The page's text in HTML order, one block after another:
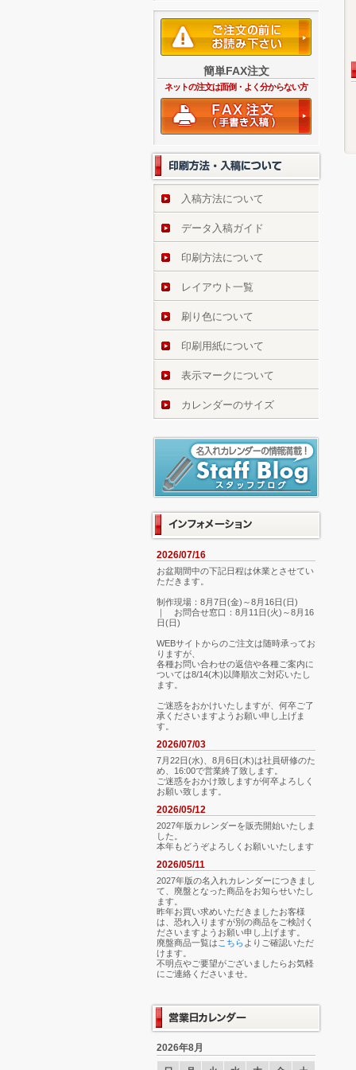
簡単FAX注文
ネットの注文は面倒・よく分からない方
入稿方法について
データ入稿ガイド
印刷方法について
レイアウト一覧
刷り色について
印刷用紙について
表示マークについて
カレンダーのサイズ
2026/07/16
お盆期間中の下記日程は休業とさせてい
ただきます。
制作現場：8月7日(金)～8月16日(日)
｜ お問合せ窓口：8月11日(火)～8月16
日(日)
WEBサイトからのご注文は随時承ってお
りますが、
各種お問い合わせの返信や各種ご案内に
ついては8/14(木)以降順次ご対応いたし
ます。
ご迷惑をおかけいたしますが、何卒ご了
承くださいますようお願い申し上げま
す。
2026/07/03
7月22日(水)、8月6日(木)は社員研修のた
め、16:00で営業終了致します。
ご迷惑をおかけ致しますが何卒よろしく
お願い致します。
2026/05/12
2027年版カレンダーを販売開始いたしま
した。
本年もどうぞよろしくお願いいたします
2026/05/11
2027年版の名入れカレンダーにつきまし
て、廃盤となった商品をお知らせいたし
ます。
昨年お買い求めいただきましたお客様
は、恐れ入りますが別の商品をご検討く
ださいますようお願い申し上げます。
廃盤商品一覧は こちら よりご確認いただ
けます。
不明点やご要望がございましたらお気軽
にご連絡くださいませ。
2026年8月